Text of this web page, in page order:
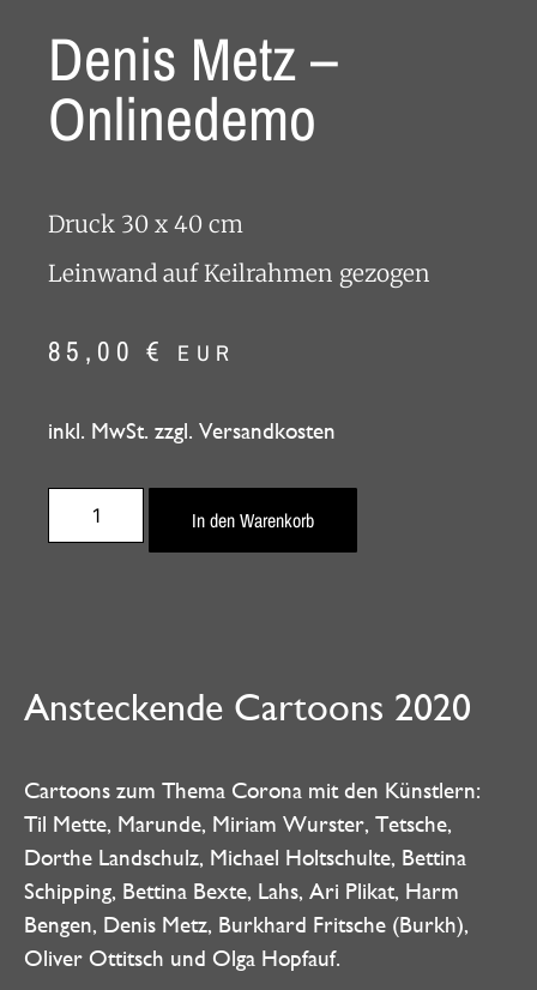
Denis Metz –
Onlinedemo
Druck 30 x 40 cm
Leinwand auf Keilrahmen gezogen
85,00€ EUR
inkl. MwSt. zzgl. Versandkosten
In den Warenkorb
Ansteckende Cartoons 2020
Cartoons zum Thema Corona mit den Künstlern:
Til Mette, Marunde, Miriam Wurster, Tetsche,
Dorthe Landschulz, Michael Holtschulte, Bettina
Schipping, Bettina Bexte, Lahs, Ari Plikat, Harm
Bengen, Denis Metz, Burkhard Fritsche (Burkh),
Oliver Ottitsch und Olga Hopfauf.